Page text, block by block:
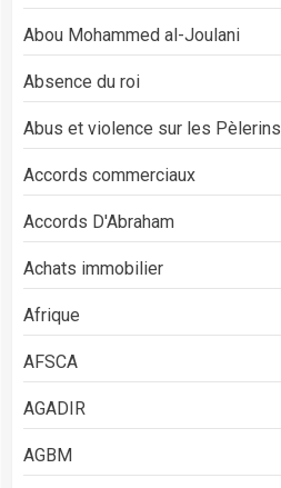
Abou Mohammed al-Joulani
Absence du roi
Abus et violence sur les Pèlerins
Accords commerciaux
Accords D'Abraham
Achats immobilier
Afrique
AFSCA
AGADIR
AGBM